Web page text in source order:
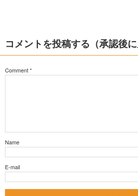
コメントを投稿する（承認後に
Comment*
Name
E-mail